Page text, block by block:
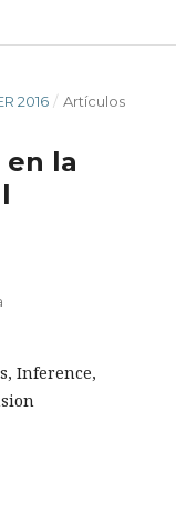
2016 / Artículos
la
Inference,